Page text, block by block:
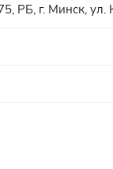
РБ, г. Минск, ул.